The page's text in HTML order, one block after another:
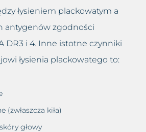
łysieniem plackowatym a
antygenów zgodności
DR3 i 4. Inne istotne czynniki
łysienia plackowatego to:
(zwłaszcza kiła)
głowy